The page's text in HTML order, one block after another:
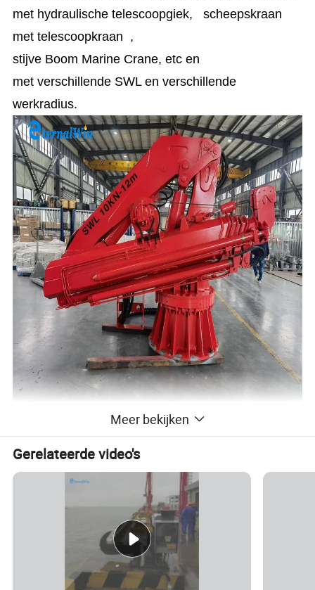
met hydraulische telescoopgiek, scheepskraan
met telescoopkraan ,
stijve Boom Marine Crane, etc en
met verschillende SWL en verschillende
werkradius.
Meer bekijken
Gerelateerde video's